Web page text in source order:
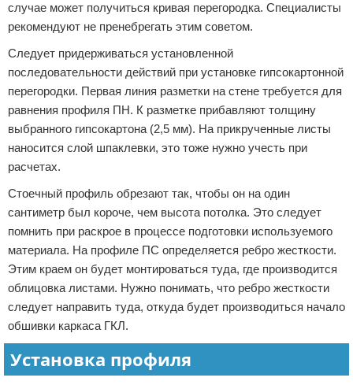
случае может получиться кривая перегородка. Специалисты
рекомендуют не пренебрегать этим советом.
Следует придерживаться установленной
последовательности действий при установке гипсокартонной
перегородки. Первая линия разметки на стене требуется для
равнения профиля ПН. К разметке прибавляют толщину
выбранного гипсокартона (2,5 мм). На прикрученные листы
наносится слой шпаклевки, это тоже нужно учесть при
расчетах.
Стоечный профиль обрезают так, чтобы он на один
сантиметр был короче, чем высота потолка. Это следует
помнить при раскрое в процессе подготовки используемого
материала. На профиле ПС определяется ребро жесткости.
Этим краем он будет монтироваться туда, где производится
облицовка листами. Нужно понимать, что ребро жесткости
следует направить туда, откуда будет производиться начало
обшивки каркаса ГКЛ.
Установка профиля